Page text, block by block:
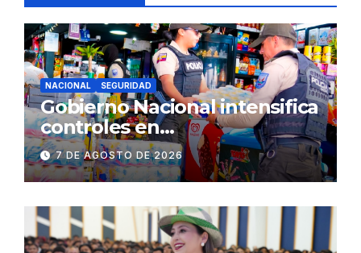
NACIONAL SEGURIDAD
Gobierno Nacional intensifica
controles en
establecimientos y espacios
públicos de Pichincha: 684
operativos en zonas
comerciales y de
concurrencia
7 DE AGOSTO DE 2026